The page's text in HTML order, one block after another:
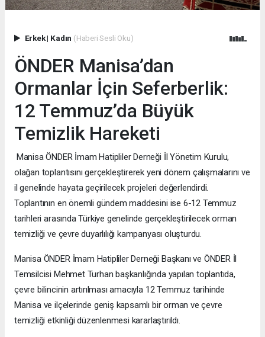
Erkek| Kadın (Haberi Sesli Oku)
ÖNDER Manisa’dan
Ormanlar İçin Seferberlik:
12 Temmuz’da Büyük
Temizlik Hareketi
Manisa ÖNDER İmam Hatipliler Derneği İl Yönetim Kurulu,
olağan toplantısını gerçekleştirerek yeni dönem çalışmalarını ve
il genelinde hayata geçirilecek projeleri değerlendirdi.
Toplantının en önemli gündem maddesini ise 6-12 Temmuz
tarihleri arasında Türkiye genelinde gerçekleştirilecek orman
temizliği ve çevre duyarlılığı kampanyası oluşturdu.
Manisa ÖNDER İmam Hatipliler Derneği Başkanı ve ÖNDER İl
Temsilcisi Mehmet Turhan başkanlığında yapılan toplantıda,
çevre bilincinin artırılması amacıyla 12 Temmuz tarihinde
Manisa ve ilçelerinde geniş kapsamlı bir orman ve çevre
temizliği etkinliği düzenlenmesi kararlaştırıldı.